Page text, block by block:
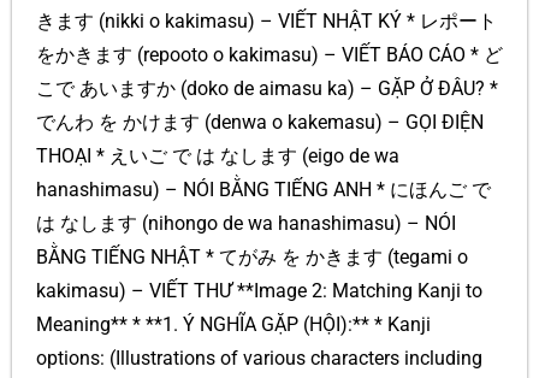
きます (nikki o kakimasu) – VIẾT NHẬT KÝ * レポート
をかきます (repooto o kakimasu) – VIẾT BÁO CÁO * ど
こで あいますか (doko de aimasu ka) – GẶP Ở ĐÂU? *
でんわ を かけます (denwa o kakemasu) – GỌI ĐIỆN
THOẠI * えいご で は なします (eigo de wa
hanashimasu) – NÓI BẰNG TIẾNG ANH * にほんご で
は なします (nihongo de wa hanashimasu) – NÓI
BẰNG TIẾNG NHẬT * てがみ を かきます (tegami o
kakimasu) – VIẾT THƯ **Image 2: Matching Kanji to
Meaning** * **1. Ý NGHĨA GẶP (HỘI):** * Kanji
options: (Illustrations of various characters including